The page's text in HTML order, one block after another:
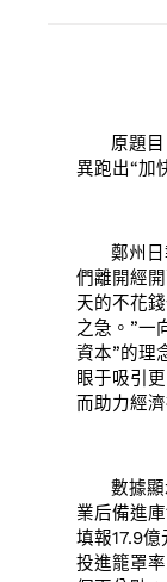
原題
異跑出“加
鄭州
們離開經
天的不花
之急。”一
資本”的理
眼于吸引
而助力經
數據
業后備進
填報17.9
投進籠罩